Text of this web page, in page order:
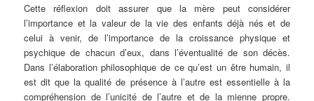
Cette réflexion doit assurer que la mère peut considérer
l’importance et la valeur de la vie des enfants déjà nés et de
celui à venir, de l’importance de la croissance physique et
psychique de chacun d’eux, dans l’éventualité de son décès.
Dans l’élaboration philosophique de ce qu’est un être humain, il
est dit que la qualité de présence à l’autre est essentielle à la
compréhension de l’unicité de l’autre et de la mienne propre.